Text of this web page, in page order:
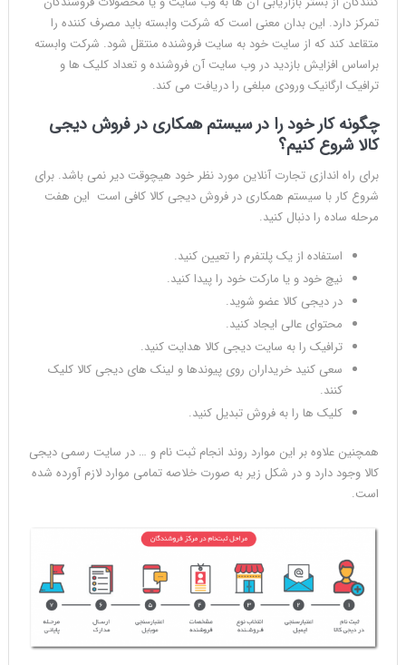
تمرکز دارد. این بدان معنی است که شرکت وابسته باید مصرف کننده را
متقاعد کند که از سایت خود به سایت فروشنده منتقل شود. شرکت وابسته
براساس افزایش بازدید در وب سایت آن فروشنده و تعداد کلیک ها و
ترافیک ارگانیک ورودی مبلغی را دریافت می کند.
چگونه کار خود را در سیستم همکاری در فروش دیجی
کالا شروع کنیم؟
برای راه اندازی تجارت آنلاین مورد نظر خود هیچوقت دیر نمی باشد. برای
شروع کار با سیستم همکاری در فروش دیجی کالا کافی است این هفت
مرحله ساده را دنبال کنید.
استفاده از یک پلتفرم را تعیین کنید.
نیچ خود و یا مارکت خود را پیدا کنید.
در دیجی کالا عضو شوید.
محتوای عالی ایجاد کنید.
ترافیک را به سایت دیجی کالا هدایت کنید.
سعی کنید خریداران روی پیوندها و لینک های دیجی کالا کلیک
کنند.
کلیک ها را به فروش تبدیل کنید.
همچنین علاوه بر این موارد روند انجام ثبت نام و … در سایت رسمی دیجی
کالا وجود دارد و در شکل زیر به صورت خلاصه تمامی موارد لازم آورده شده
است.